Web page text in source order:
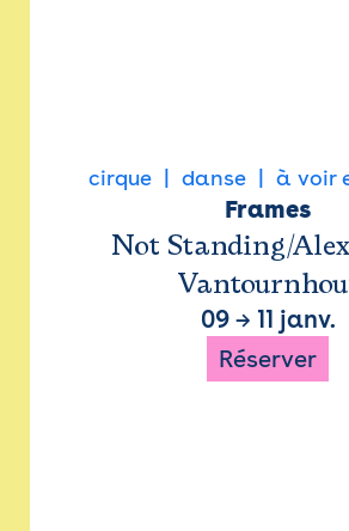
cirque danse à voir
Frames
Not Standing/
09→ 11 janv.
Réserver